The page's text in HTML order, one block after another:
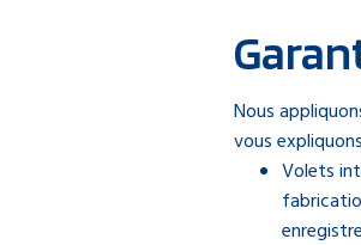
Nous
vous
Volets